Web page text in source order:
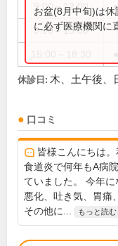
9:00～12:00 ●
9:00～13:00
お盆(8月中旬)は
に必ず医療機関に
休診日: 木、土午後、
口コミ
皆様こんにちは
食道炎で何年もA病
ていました。 今年
悪化、吐き気、胃痛
その他に...
もっと読む